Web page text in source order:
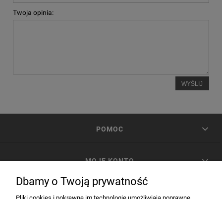
Twoja opinia:
WYŚLIJ
POMOC
MOJE KONTO
Dbamy o Twoją prywatność